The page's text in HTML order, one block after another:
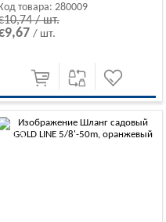
товара: 280009
/ шт.
/ шт.
-10%